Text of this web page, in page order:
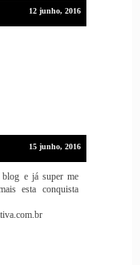
12 junho, 2016
15 junho, 2016
e já super me
esta conquista